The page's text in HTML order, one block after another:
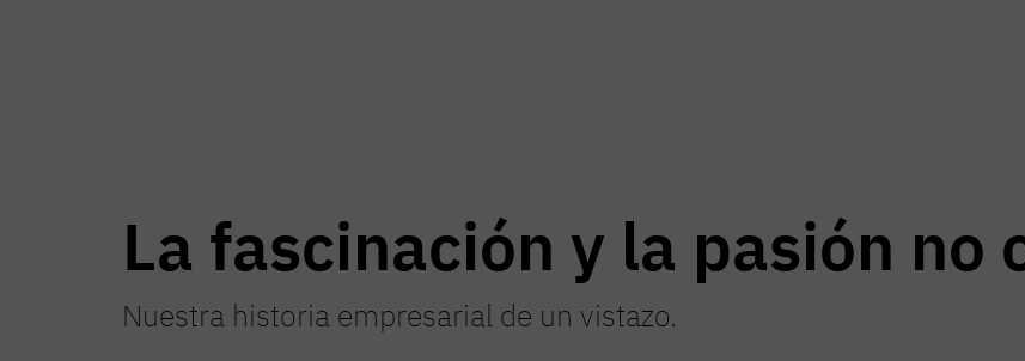
La fascinación y la pasión no
Nuestra historia empresarial de un vistazo.